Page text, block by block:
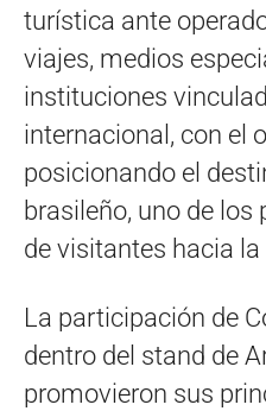
turística ante
viajes, medios
instituciones
internacional, con el
posicionando el
brasileño, uno de
de visitantes hacia
La participación de
dentro del stand de
promovieron sus